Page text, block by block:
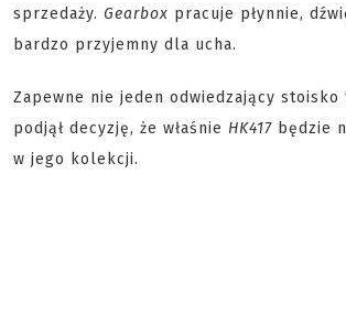
sprzedaży. Gearbox pracuje płynnie,
bardzo przyjemny dla ucha.
Zapewne nie jeden odwiedzający stoisko
podjął decyzję, że właśnie HK417 będzie
w jego kolekcji.